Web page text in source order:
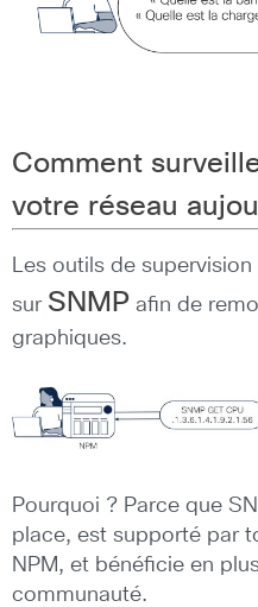
Comment
votre réseau
Les outils de
sur SNMP afin de
graphiques.
Pourquoi ? Parce que
place, est supporté par
NPM, et bénéficie en
communauté.